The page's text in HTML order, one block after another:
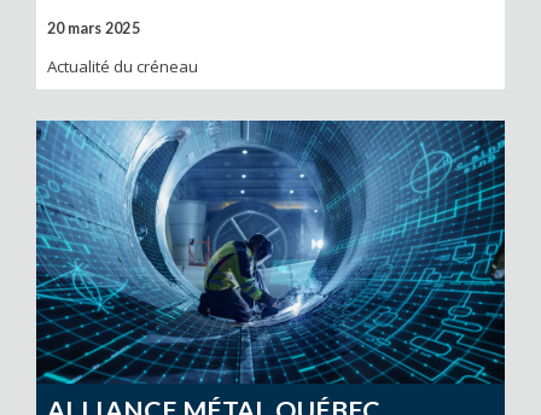
20 mars 2025
Actualité du créneau